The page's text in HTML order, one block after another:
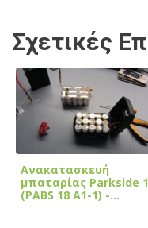
Σχετικές
Ανακατασκευή
μπαταρίας Parkside
(PABS 18 A1-1) -…